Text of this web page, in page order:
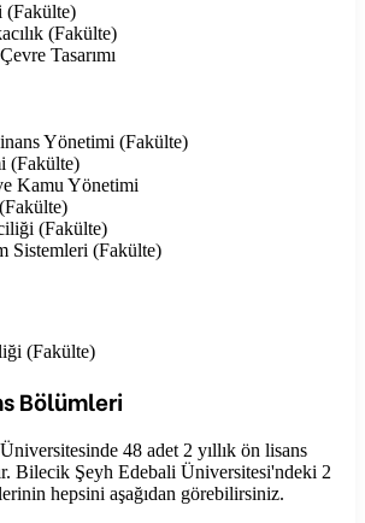
(Fakülte)
(Fakülte)
Tasarımı
Yönetimi (Fakülte)
(Fakülte)
Kamu Yönetimi
(Fakülte)
Sistemleri (Fakülte)
(Fakülte)
Bölümleri
48 adet 2 yıllık ön lisans
Bilecik Şeyh Edebali Üniversitesi'ndeki 2
hepsini aşağıdan görebilirsiniz.